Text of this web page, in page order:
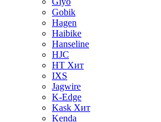
Gobik
Hagen
Haibike
Hanseline
HJC
HT Хит
IXS
Jagwire
K-Edge
Kask Хит
Kenda